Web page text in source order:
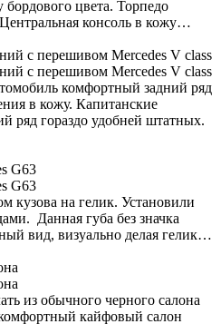
цвета. Торпедо
консоль в кожу…
с перешивом Mercedes V class
с перешивом Mercedes V class
комфортный задний ряд
в кожу. Капитанские
ряд гораздо удобней штатных.
G63
G63
на гелик. Установили
Данная губа без значка
вид, визуально делая гелик…
из обычного черного салона
кайфовый салон